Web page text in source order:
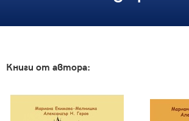
Книги от автора: